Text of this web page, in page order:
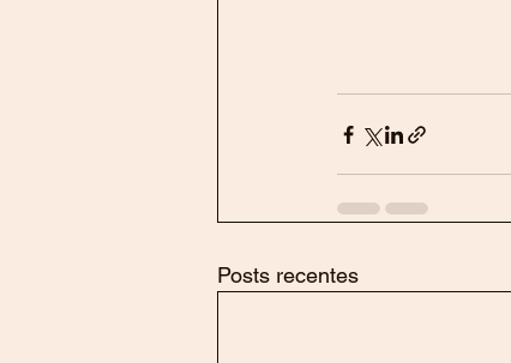
Posts recentes